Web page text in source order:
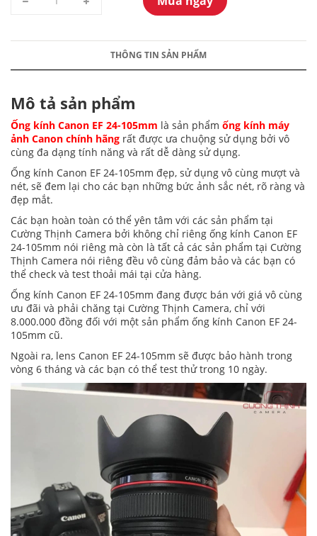
THÔNG TIN SẢN PHẨM
Mô tả sản phẩm
Ống kính Canon EF 24-105mm là sản phẩm ống kính máy
ảnh Canon chính hãng rất được ưa chuộng sử dụng bởi vô
cùng đa dạng tính năng và rất dễ dàng sử dụng.
Ống kính Canon EF 24-105mm đẹp, sử dụng vô cùng mượt và
nét, sẽ đem lại cho các bạn những bức ảnh sắc nét, rõ ràng và
đẹp mắt.
Các bạn hoàn toàn có thể yên tâm với các sản phẩm tại
Cường Thịnh Camera bởi không chỉ riêng ống kính Canon EF
24-105mm nói riêng mà còn là tất cả các sản phẩm tại Cường
Thịnh Camera nói riêng đều vô cùng đảm bảo và các bạn có
thể check và test thoải mái tại cửa hàng.
Ống kính Canon EF 24-105mm đang được bán với giá vô cùng
ưu đãi và phải chăng tại Cường Thịnh Camera, chỉ với
8.000.000 đồng đối với một sản phẩm ống kính Canon EF 24-
105mm cũ.
Ngoài ra, lens Canon EF 24-105mm sẽ được bảo hành trong
vòng 6 tháng và các bạn có thể test thử trong 10 ngày.